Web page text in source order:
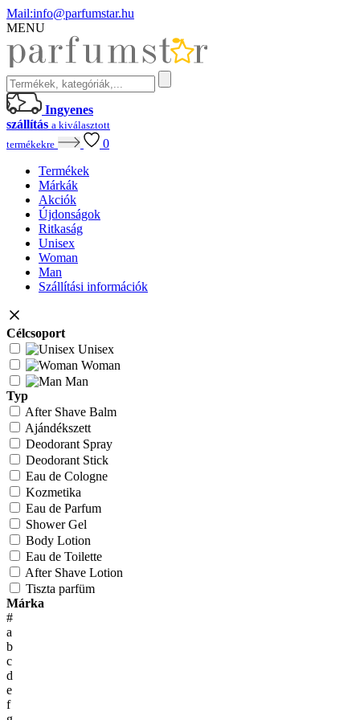
Mail:info@parfumstar.hu
MENU
Ingyenes
szállítás a kiválasztott
termékekre
0
Termékek
Márkák
Akciók
Újdonságok
Ritkaság
Unisex
Woman
Man
Szállítási információk
Célcsoport
Unisex
Woman
Man
Typ
After Shave Balm
Ajándékszett
Deodorant Spray
Deodorant Stick
Eau de Cologne
Kozmetika
Eau de Parfum
Shower Gel
Body Lotion
Eau de Toilette
After Shave Lotion
Tiszta parfüm
Márka
#
a
b
c
d
e
f